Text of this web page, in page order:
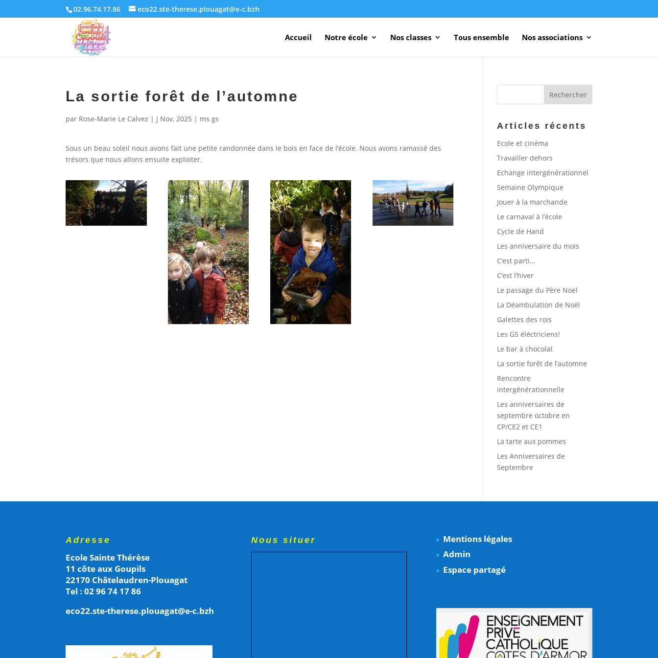
02.96.74.17.86 eco22.ste-therese.plouagat@e-c.bzh
Accueil Notre école Nos classes Tous ensemble Nos associations
La sortie forêt de l’automne
par Rose-Marie Le Calvez | J Nov, 2025 | ms gs
Sous un beau soleil nous avons fait une petite randonnée dans le bois en face de l’école. Nous avons ramassé des
trésors que nous allons ensuite exploiter.
Articles récents
Ecole et cinéma
Travailler dehors
Echange intergénérationnel
Semaine Olympique
Jouer à la marchande
Le carnaval à l’école
Cycle de Hand
Les anniversaire du mois
C’est parti…
C’est l’hiver
Le passage du Père Noël
La Déambulation de Noël
Galettes des rois
Les GS éléctriciens!
Le bar à chocolat
La sortie forêt de l’automne
Rencontre
intergénérationnelle
Les anniversaires de
septembre octobre en
CP/CE2 et CE1
La tarte aux pommes
Les Anniversaires de
Septembre
Adresse
Ecole Sainte Thérèse
11 côte aux Goupils
22170 Châtelaudren-Plouagat
Tel : 02 96 74 17 86
eco22.ste-therese.plouagat@e-c.bzh
Nous situer
Mentions légales
Admin
Espace partagé